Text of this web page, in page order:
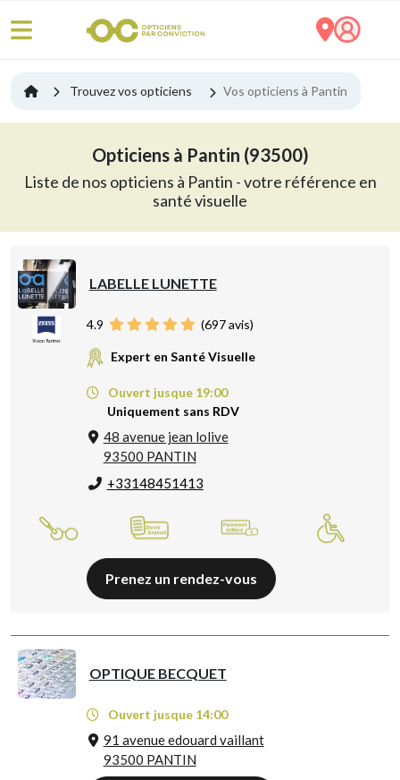
Trouvez vos opticiens Vos opticiens à Pantin
Opticiens à Pantin (93500)
Liste de nos opticiens à Pantin - votre référence en
santé visuelle
LABELLE LUNETTE
4.9 (697avis)
Expert en Santé Visuelle
Ouvert jusque 19:00
Uniquement sans RDV
48 avenue jean lolive
93500 PANTIN
+33148451413
Prenez un rendez-vous
OPTIQUE BECQUET
Ouvert jusque 14:00
91 avenue edouard vaillant
93500 PANTIN